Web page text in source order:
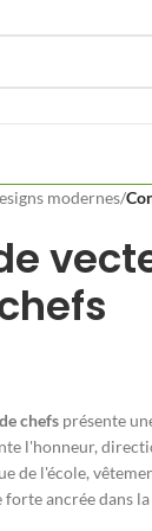
modernes/
chefsprésente
l'honneur,
de l'école,
ancrée dans